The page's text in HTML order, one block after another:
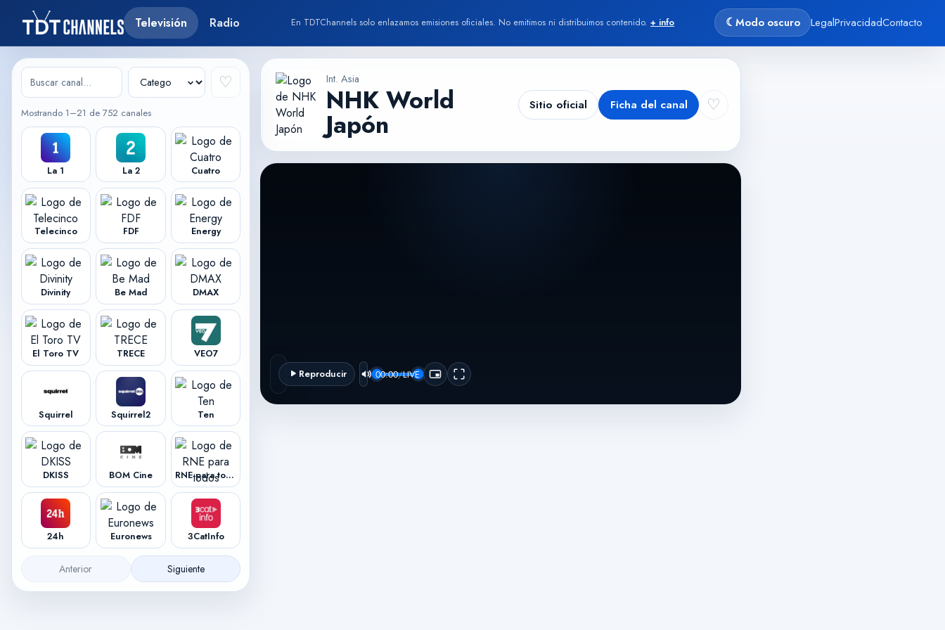
Televisión Radio En TDTChannels solo enlazamos emisiones oficiales. No emitimos ni distribuimos contenido. + info ☾Modo oscuro LegalPrivacidadContacto
♡
Mostrando 1–21 de 752 canales
La 1 La 2 Cuatro
Telecinco FDF Energy
Divinity Be Mad DMAX
El Toro TV TRECE VEO7
Squirrel Squirrel2 Ten
DKISS BOM Cine RNE para todos
24h Euronews 3CatInfo
Anterior Siguiente
Int. Asia
NHK World
Japón
Sitio oficial Ficha del canal ♡
Reproducir 00:00/LIVE